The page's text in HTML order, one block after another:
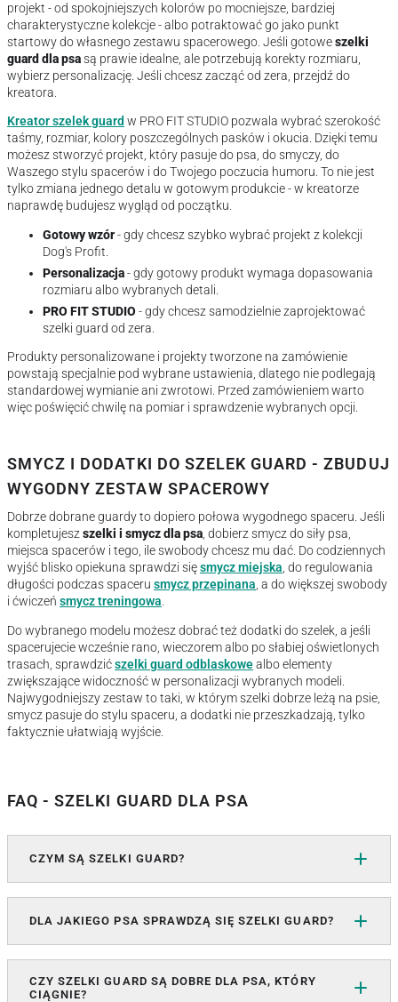
projekt - od spokojniejszych kolorów po mocniejsze, bardziej
charakterystyczne kolekcje - albo potraktować go jako punkt
startowy do własnego zestawu spacerowego. Jeśli gotoweszelki
guard dla psasą prawie idealne, ale potrzebują korekty rozmiaru,
wybierz personalizację. Jeśli chcesz zacząć od zera, przejdź do
kreatora.
Kreator szelek guard w PRO FIT STUDIO pozwala wybrać szerokość
taśmy, rozmiar, kolory poszczególnych pasków i okucia. Dzięki temu
możesz stworzyć projekt, który pasuje do psa, do smyczy, do
Waszego stylu spacerów i do Twojego poczucia humoru. To nie jest
tylko zmiana jednego detalu w gotowym produkcie - w kreatorze
naprawdę budujesz wygląd od początku.
Gotowy wzór- gdy chcesz szybko wybrać projekt z kolekcji
Dog's Profit.
Personalizacja- gdy gotowy produkt wymaga dopasowania
rozmiaru albo wybranych detali.
PRO FIT STUDIO - gdy chcesz samodzielnie zaprojektować
szelki guard od zera.
Produkty personalizowane i projekty tworzone na zamówienie
powstają specjalnie pod wybrane ustawienia, dlatego nie podlegają
standardowej wymianie ani zwrotowi. Przed zamówieniem warto
więc poświęcić chwilę na pomiar i sprawdzenie wybranych opcji.
SMYCZ I DODATKI DO SZELEK GUARD - ZBUDUJ
WYGODNY ZESTAW SPACEROWY
Dobrze dobrane guardy to dopiero połowa wygodnego spaceru. Jeśli
kompletujeszszelki i smycz dla psa, dobierz smycz do siły psa,
miejsca spacerów i tego, ile swobody chcesz mu dać. Do codziennych
wyjść blisko opiekuna sprawdzi sięsmycz miejska, do regulowania
długości podczas spaceru smycz przepinana, a do większej swobody
i ćwiczeń smycz treningowa.
Do wybranego modelu możesz dobrać też dodatki do szelek, a jeśli
spacerujecie wcześnie rano, wieczorem albo po słabiej oświetlonych
trasach, sprawdzićszelki guard odblaskowealbo elementy
zwiększające widoczność w personalizacji wybranych modeli.
Najwygodniejszy zestaw to taki, w którym szelki dobrze leżą na psie,
smycz pasuje do stylu spaceru, a dodatki nie przeszkadzają, tylko
faktycznie ułatwiają wyjście.
FAQ - SZELKI GUARD DLA PSA
CZYM SĄ SZELKI GUARD?
DLA JAKIEGO PSA SPRAWDZĄ SIĘ SZELKI GUARD?
CZY SZELKI GUARD SĄ DOBRE DLA PSA, KTÓRY
CIĄGNIE?